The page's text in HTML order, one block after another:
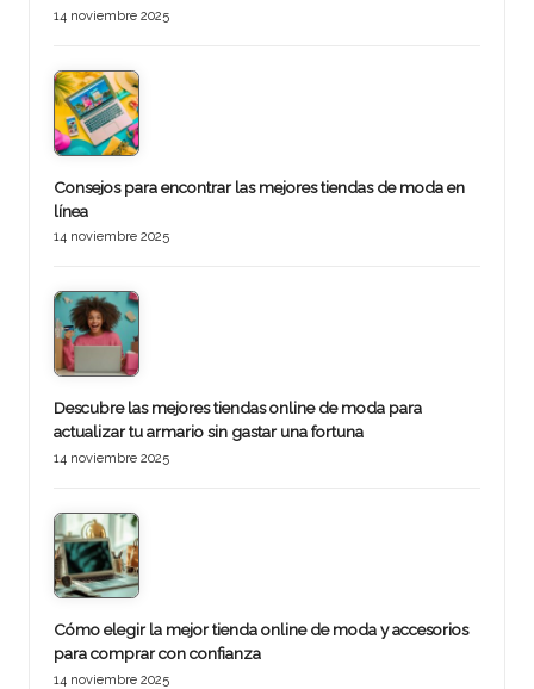
14 noviembre 2025
Consejos para encontrar las mejores tiendas de moda en
línea
14 noviembre 2025
Descubre las mejores tiendas online de moda para
actualizar tu armario sin gastar una fortuna
14 noviembre 2025
Cómo elegir la mejor tienda online de moda y accesorios
para comprar con confianza
14 noviembre 2025